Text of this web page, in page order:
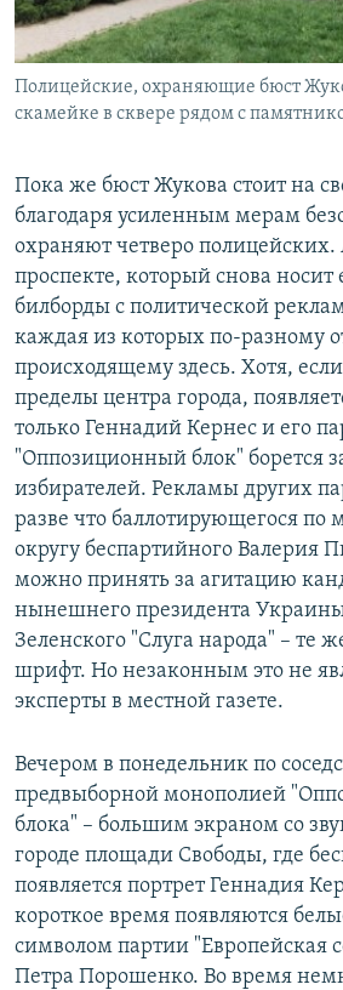
Полицейские, охраняющие бюст
скамейке в сквере рядом с
Пока же бюст Жукова стоит на
благодаря усиленным мерам
охраняют четверо
проспекте, который снова носит
билборды с политической
каждая из которых по-разному
происходящему здесь. Хотя,
пределы центра города,
только Геннадий Кернес и его
"Оппозиционный блок" борется
избирателей. Рекламы других
разве что баллотирующегося
округу беспартийного Валерия
можно принять за агитацию
нынешнего президента
Зеленского "Слуга народа" – те
шрифт. Но незаконным это не
эксперты в местной газете.
Вечером в понедельник по
предвыборной монополией
блока" – большим экраном со
городе площади Свободы, где
появляется портрет Геннадия
короткое время появляются
символом партии "Европейская
Петра Порошенко. Во время